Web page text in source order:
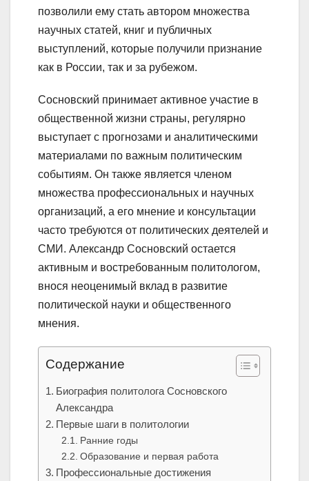
позволили ему стать автором множества
научных статей, книг и публичных
выступлений, которые получили признание
как в России, так и за рубежом.
Сосновский принимает активное участие в
общественной жизни страны, регулярно
выступает с прогнозами и аналитическими
материалами по важным политическим
событиям. Он также является членом
множества профессиональных и научных
организаций, а его мнение и консультации
часто требуются от политических деятелей и
СМИ. Александр Сосновский остается
активным и востребованным политологом,
внося неоценимый вклад в развитие
политической науки и общественного
мнения.
Содержание
Биография политолога Сосновского
Александра
Первые шаги в политологии
Ранние годы
Образование и первая работа
Профессиональные достижения